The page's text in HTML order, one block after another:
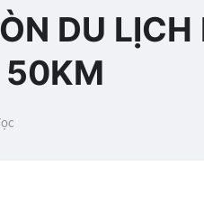
DU
50KM